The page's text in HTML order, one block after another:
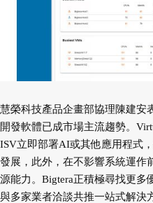
慧榮科技產品企畫部協理陳建安
開發軟體已成市場主流趨勢。
ISV立即部署AI或其他應用程式
發展，此外，在不影響系統運作
源能力。Bigtera正積極尋找更多
與多家業者洽談共推一站式解決